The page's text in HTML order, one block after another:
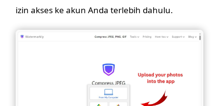
izin akses ke akun Anda terlebih dahulu.